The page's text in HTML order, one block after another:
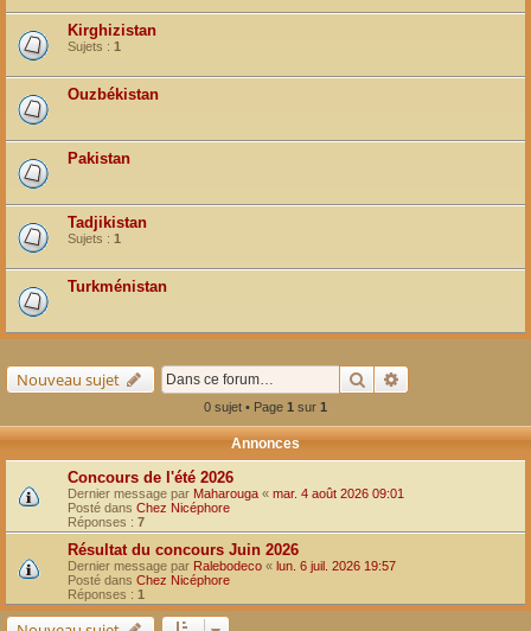
Kirghizistan
Sujets : 1
Ouzbékistan
Pakistan
Tadjikistan
Sujets : 1
Turkménistan
Nouveau sujet Rechercher
0 sujet • Page 1 sur 1
Annonces
Concours de l'été 2026
Dernier message par Maharouga « mar. 4 août 2026 09:01
Posté dans Chez Nicéphore
Réponses : 7
Résultat du concours Juin 2026
Dernier message par Ralebodeco « lun. 6 juil. 2026 19:57
Posté dans Chez Nicéphore
Réponses : 1